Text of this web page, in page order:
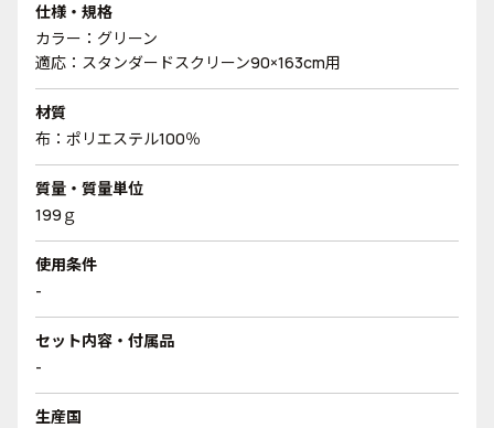
仕様・規格
カラー：グリーン
適応：スタンダードスクリーン90×163cm用
材質
布：ポリエステル100％
質量・質量単位
199ｇ
使用条件
-
セット内容・付属品
-
生産国